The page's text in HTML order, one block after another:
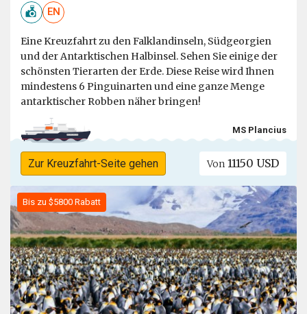
EN
Eine Kreuzfahrt zu den Falklandinseln, Südgeorgien
und der Antarktischen Halbinsel. Sehen Sie einige der
schönsten Tierarten der Erde. Diese Reise wird Ihnen
mindestens 6 Pinguinarten und eine ganze Menge
antarktischer Robben näher bringen!
MS Plancius
Zur Kreuzfahrt-Seite gehen Von 11150 USD
Bis zu $5800 Rabatt